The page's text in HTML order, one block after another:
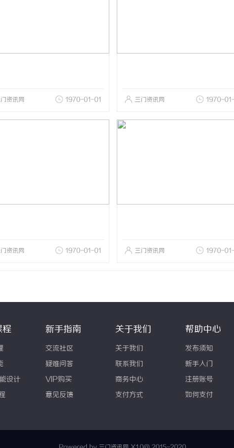
资讯网 1970-01-01 三门资讯网 1970-
资讯网 1970-01-01 三门资讯网 1970-
程
设计
新手指南
交流社区
疑难问答
VIP购买
意见反馈
关于我们
关于我们
联系我们
商务中心
支付方式
帮助中心
发布须知
新手入门
注册账号
如何支付